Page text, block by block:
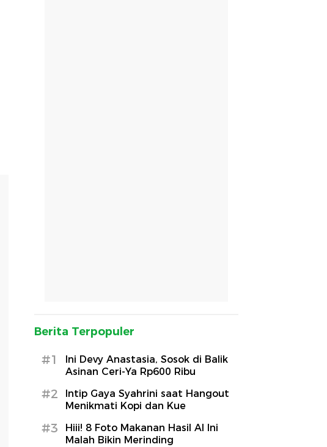
Berita Terpopuler
#1
Ini Devy Anastasia, Sosok di Balik
Asinan Ceri-Ya Rp600 Ribu
#2
Intip Gaya Syahrini saat Hangout
Menikmati Kopi dan Kue
#3
Hiii! 8 Foto Makanan Hasil AI Ini
Malah Bikin Merinding